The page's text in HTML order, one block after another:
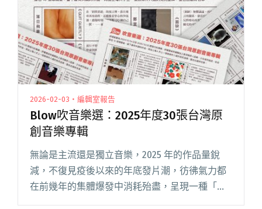
2026-02-03・編輯室報告
Blow吹音樂選：2025年度30張台灣原
創音樂專輯
無論是主流還是獨立音樂，2025 年的作品量銳
減，不復見疫後以來的年底發片潮，彷彿氣力都
在前幾年的集體爆發中消耗殆盡，呈現一種「安
靜離職」的錯覺。如此氛圍，也意外地與落日飛